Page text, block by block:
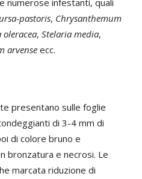
numerose infestanti, quali
pastoris, Chrysanthemum
oleracea, Stelaria media,
arvenseecc.
presentano sulle foglie
di 3-4 mm di
di colore bruno e
bronzatura e necrosi. Le
marcata riduzione di